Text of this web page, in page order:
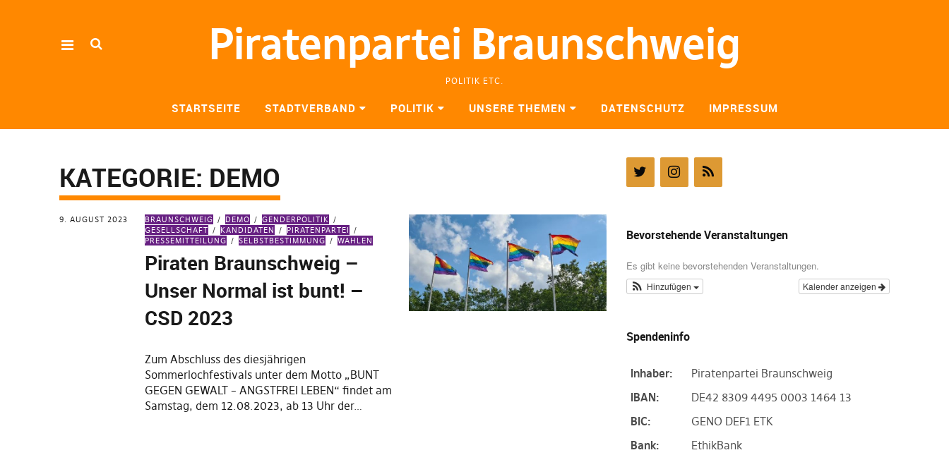
Piratenpartei Braunschweig
POLITIK ETC.
STARTSEITE STADTVERBAND POLITIK UNSERE THEMEN DATENSCHUTZ IMPRESSUM
KATEGORIE: DEMO
9. AUGUST 2023 BRAUNSCHWEIG DEMO
GENDERPOLITIK
GESELLSCHAFT
KANDIDATEN
PIRATENPARTEI
PRESSEMITTEILUNG
SELBSTBESTIMMUNG WAHLEN
Piraten Braunschweig –
Unser Normal ist bunt! –
CSD 2023
Zum Abschluss des diesjährigen
Sommerlochfestivals unter dem Motto „BUNT
GEGEN GEWALT – ANGSTFREI LEBEN“ findet am
Samstag, dem 12.08.2023, ab 13 Uhr der…
Bevorstehende Veranstaltungen
Es gibt keine bevorstehenden Veranstaltungen.
Kalender anzeigen
Hinzufügen
Spendeninfo
Inhaber:
Piratenpartei Braunschweig
IBAN:
DE42 8309 4495 0003 1464 13
BIC:
GENO DEF1 ETK
Bank:
EthikBank